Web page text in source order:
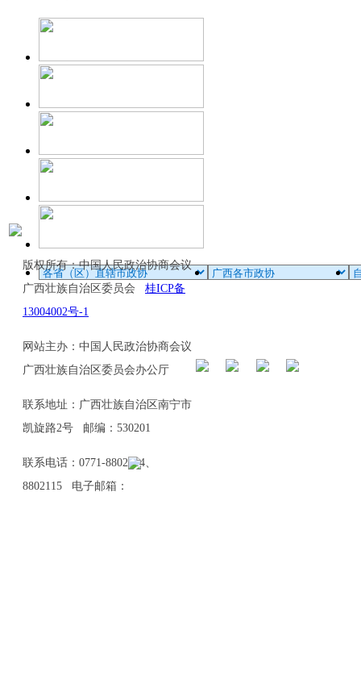
版权所有：中国人民政治协商会议
广西壮族自治区委员会 桂ICP备
13004002号-1
网站主办：中国人民政治协商会议
广西壮族自治区委员会办公厅
联系地址：广西壮族自治区南宁市
凯旋路2号 邮编：530201
联系电话：0771-8802114、
8802115 电子邮箱：